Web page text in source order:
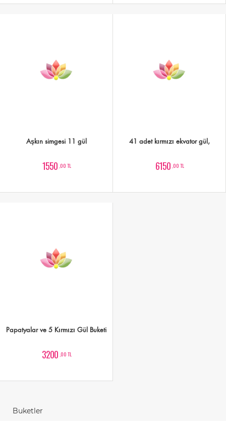
Aşkın simgesi 11 gül
1550 ,00 TL
41 adet kırmızı ekvator gül,
6150 ,00 TL
Papatyalar ve 5 Kırmızı Gül Buketi
3200 ,00 TL
Buketler